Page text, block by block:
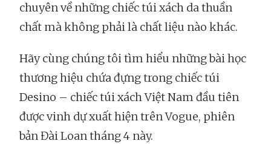
chuyên về những chiếc túi xách da thuần
chất mà không phải là chất liệu nào khác.
Hãy cùng chúng tôi tìm hiểu những bài học
thương hiệu chứa đựng trong chiếc túi
Desino – chiếc túi xách Việt Nam đầu tiên
được vinh dự xuất hiện trên Vogue, phiên
bản Đài Loan tháng 4 này.